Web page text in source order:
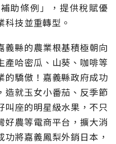
助條例」，提供稅賦優
技並重轉型。
義縣的農業根基積極朝向
產哈密瓜、山葵、咖啡等
的驕傲！嘉義縣政府成功
造就玉女小番茄、反季節
叫座的明星級水果，不只
好農等電商平台，擴大消
將嘉義鳳梨外銷日本，